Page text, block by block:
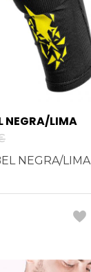
NEGRA/LIMA
NEGRA/LIMA